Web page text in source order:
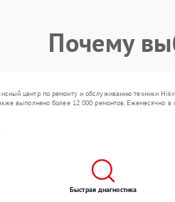
Почему
центр по ремонту и обслуживанию техники
выполнено более 12 000 ремонтов. Ежемесячно
Быстрая диагностика